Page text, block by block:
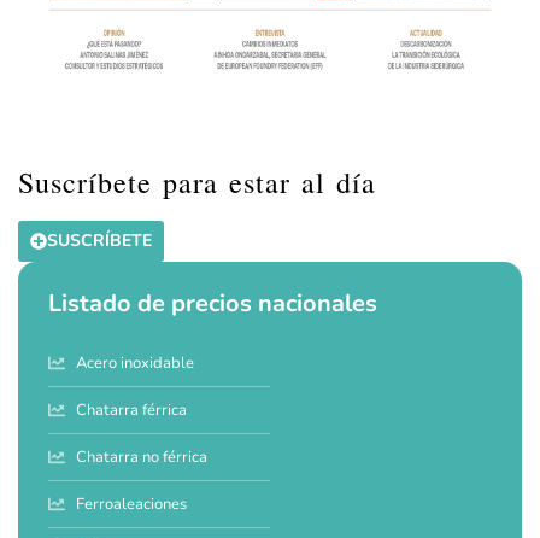
Suscríbete para estar al día
SUSCRÍBETE
Listado de precios nacionales
Acero inoxidable
Chatarra férrica
Chatarra no férrica
Ferroaleaciones